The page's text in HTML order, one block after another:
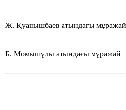
Ж. Қуанышбаев атындағы мұражай
Б. Момышұлы атындағы мұражай